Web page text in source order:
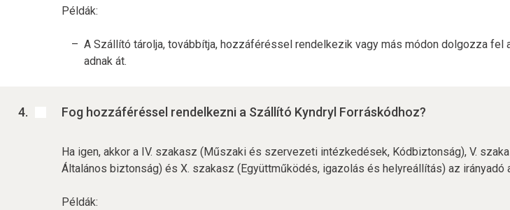
Példák:
A Szállító tárolja, továbbítja, hozzáféréssel rendelkezik vagy más módon dolgozza
adnak át.
Fog hozzáféréssel rendelkezni a Szállító Kyndryl Forráskódhoz?
Ha igen, akkor a IV. szakasz (Műszaki és szervezeti intézkedések, Kódbiztonság), V.
Általános biztonság) és X. szakasz (Együttműködés, igazolás és helyreállítás) az
Példák: